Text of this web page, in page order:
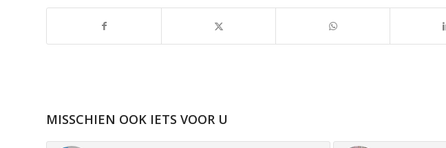
MISSCHIEN OOK IETS VOOR U